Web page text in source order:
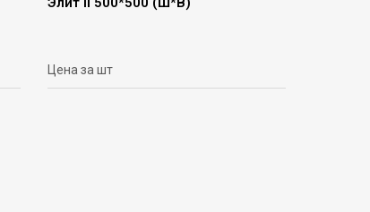
Цена за шт